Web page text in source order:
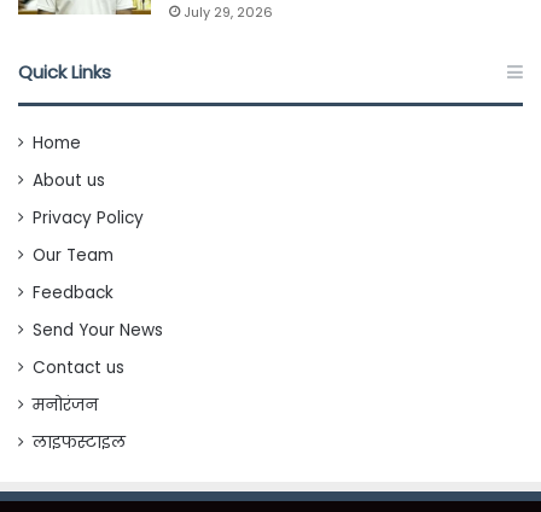
July 29, 2026
Quick Links
Home
About us
Privacy Policy
Our Team
Feedback
Send Your News
Contact us
मनोरंजन
लाइफस्टाइल